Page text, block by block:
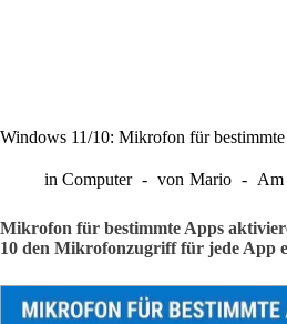
Windows 11/10: Mikrofon für bestimmte
in Computer von Mario Am
Mikrofon für bestimmte Apps
10 den Mikrofonzugriff für jede App